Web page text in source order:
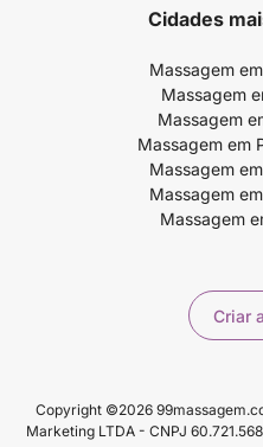
Cidades
Massagem
Massagem
Massagem
Massagem em
Massagem
Massagem
Massagem
Criar
Copyright ©2026
Marketing LTDA - CNPJ